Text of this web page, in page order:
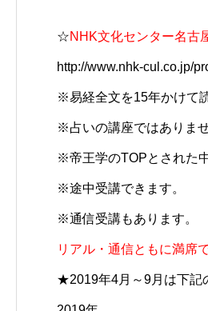
☆NHK文化センター名古
http://www.nhk-cul.co.jp/
※易経全文を15年かけて
※占いの講座ではありませ
※帝王学のTOPとされた
※途中受講できます。
※通信受講もあります。
リアル・通信ともに満席
★2019年4月～9月は下記